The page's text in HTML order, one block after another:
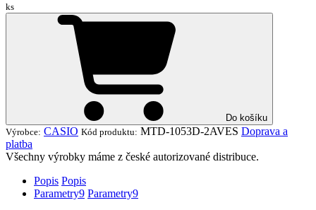
ks
Do košíku
Výrobce: CASIO Kód produktu: MTD-1053D-2AVES Doprava a
platba
Všechny výrobky máme z české autorizované distribuce.
Popis Popis
Parametry9 Parametry9